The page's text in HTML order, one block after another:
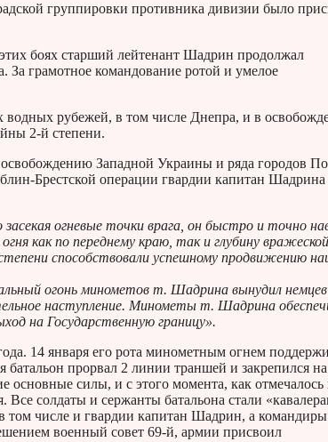
группировки противника дивизии было
боях старший лейтенант Шадрин продолжал
За грамотное командование ротой и умелое
водных рубежей, в том числе Днепра, и в
2-й степени.
освобождению Западной Украины и ряда городов
Брестской операции гвардии капитан Шадрина
огневые точки врага, он быстро и точно
как по переднему краю, так и глубину вражеской
способствовали успешному продвижению
огонь минометов т. Шадрина вынудил немцев
наступление. Минометы т. Шадрина
на Государственную границу».
14 января его рота минометным огнем
прорвал 2 линии траншей и закрепился на
основные силы, и с этого момента, как отмечалось
солдаты и сержанты батальона стали
том числе и гвардии капитан Шадрин, а командиры
военный совет 69-й, армии присвоил